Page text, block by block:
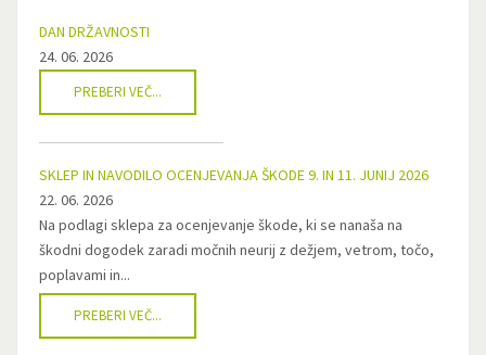
DAN DRŽAVNOSTI
24. 06. 2026
PREBERI VEČ...
SKLEP IN NAVODILO OCENJEVANJA ŠKODE 9. IN 11. JUNIJ 2026
22. 06. 2026
Na podlagi sklepa za ocenjevanje škode, ki se nanaša na
škodni dogodek zaradi močnih neurij z dežjem, vetrom, točo,
poplavami in...
PREBERI VEČ...